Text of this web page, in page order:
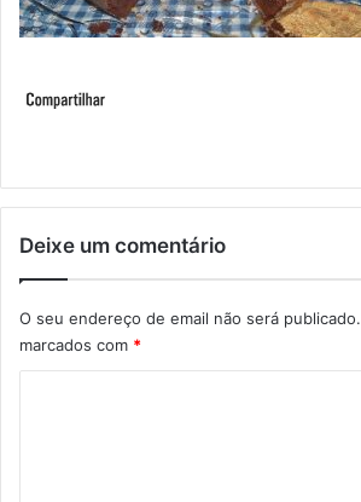
Deixe um comentário
O seu endereço de email não será publicado.
marcados com *